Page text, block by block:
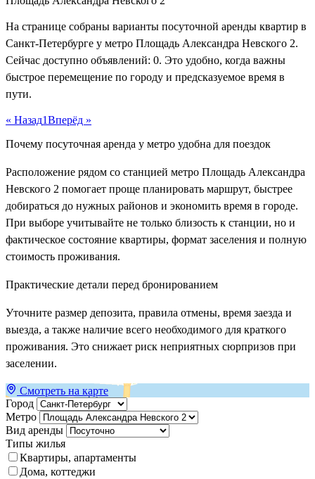
На странице собраны варианты посуточной аренды квартир в
Санкт-Петербурге у метро Площадь Александра Невского 2.
Сейчас доступно объявлений: 0. Это удобно, когда важны
быстрое перемещение по городу и предсказуемое время в
пути.
« Назад1Вперёд »
Почему посуточная аренда у метро удобна для поездок
Расположение рядом со станцией метро Площадь Александра
Невского 2 помогает проще планировать маршрут, быстрее
добираться до нужных районов и экономить время в городе.
При выборе учитывайте не только близость к станции, но и
фактическое состояние квартиры, формат заселения и полную
стоимость проживания.
Практические детали перед бронированием
Уточните размер депозита, правила отмены, время заезда и
выезда, а также наличие всего необходимого для краткого
проживания. Это снижает риск неприятных сюрпризов при
заселении.
Смотреть на карте
Город
Метро
Вид аренды
Типы жилья
Квартиры, апартаменты
Дома, коттеджи